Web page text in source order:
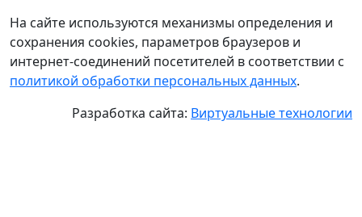
На сайте используются механизмы определения и
сохранения cookies, параметров браузеров и
интернет-соединений посетителей в соответствии с
политикой обработки персональных данных.
Разработка сайта: Виртуальные технологии